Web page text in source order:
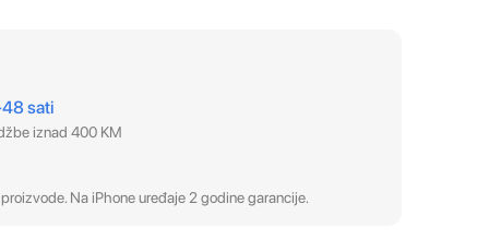
sati
iznad 400 KM
Na iPhone uređaje 2 godine garancije.